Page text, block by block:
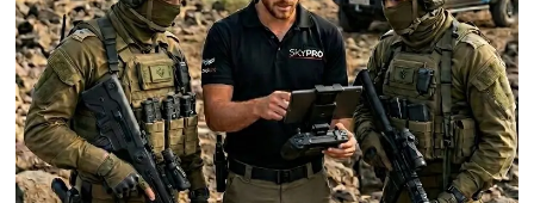
יוזמה אירופית לריקון דרום לבנון מתושבים שיעים ופירוז מלא של האזור. תגובת
"מזייפים את ההיסטוריה שלנו בשירותם של סינוואר וח'אמנאי! הערבים,
האשורים והעברים שוכנים באדמה הזאת מזה 4,000 שנה!"
סין: ענקית כלכלית עם תלות קריטית באספקת אנרגיה רציפה
חוק המכס החדש בסוריה ואיסור קבלת סחורות מישראל